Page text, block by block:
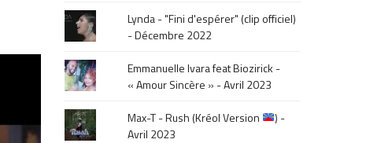
Lynda - "Fini d'espérer" (clip officiel)
- Décembre 2022
Emmanuelle Ivara feat Biozirick -
« Amour Sincère » - Avril 2023
Max-T - Rush (Kréol Version
) -
Avril 2023